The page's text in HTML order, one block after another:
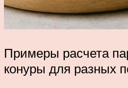
Примеры расчета
конуры для разных